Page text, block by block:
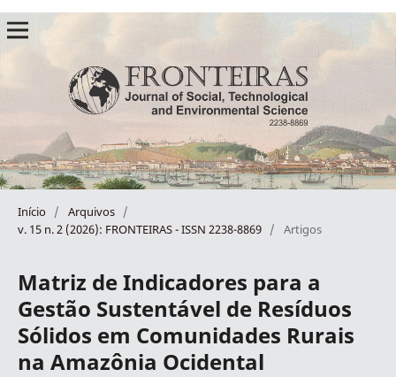
Início / Arquivos /
v. 15 n. 2 (2026): FRONTEIRAS - ISSN 2238-8869 / Artigos
Matriz de Indicadores para a
Gestão Sustentável de Resíduos
Sólidos em Comunidades Rurais
na Amazônia Ocidental